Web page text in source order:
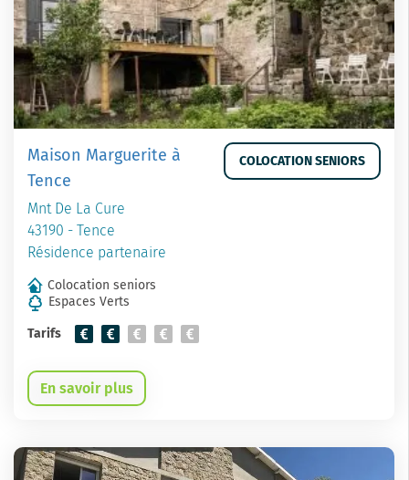
Maison Marguerite à
Tence
Mnt De La Cure
43190 - Tence
Résidence partenaire
COLOCATION SENIORS
Colocation seniors
Espaces Verts
Tarifs
En savoir plus